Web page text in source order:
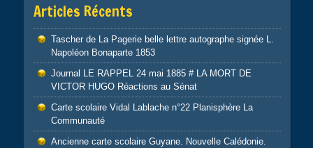
Articles Récents
Tascher de La Pagerie belle lettre autographe signée L.
Napoléon Bonaparte 1853
Journal LE RAPPEL 24 mai 1885 # LA MORT DE
VICTOR HUGO Réactions au Sénat
Carte scolaire Vidal Lablache n°22 Planisphère La
Communauté
Ancienne carte scolaire Guyane. Nouvelle Calédonie.